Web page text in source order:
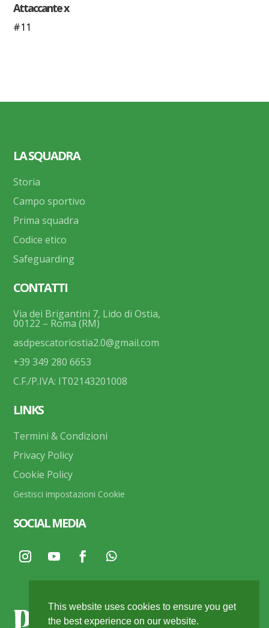
Attaccante x
#11
LA SQUADRA
Storia
Campo sportivo
Prima squadra
Codice etico
Safeguarding
CONTATTI
Via dei Brigantini 7, Lido di Ostia,
00122 – Roma (RM)
asdpescatoriostia2.0@gmail.com
+39 349 280 6653
C.F./P.IVA: IT02143201008
LINKS
Termini & Condizioni
Privacy Policy
Cookie Policy
Gestisci impostazioni Cookie
SOCIAL MEDIA
This website uses cookies to ensure you get
the best experience on our website.